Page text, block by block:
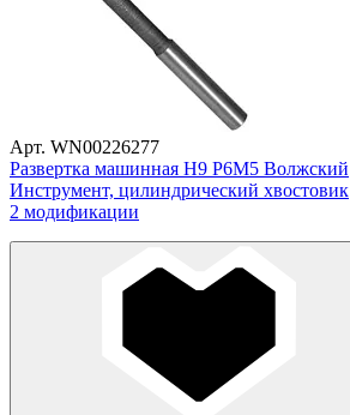
Арт. WN00226277
Развертка машинная Н9 Р6М5 Волжский
Инструмент, цилиндрический хвостовик
2 модификации